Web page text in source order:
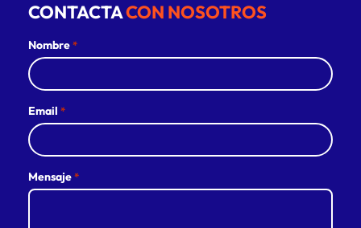
CONTACTACON NOSOTROS
Nombre *
Email *
Mensaje *